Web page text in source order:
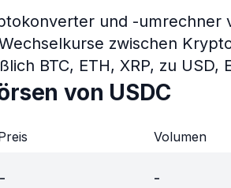
und -umrechner
zwischen
BTC, ETH, XRP, zu USD,
von USDC
Volumen
- -